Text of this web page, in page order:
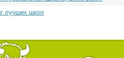
лучших школ